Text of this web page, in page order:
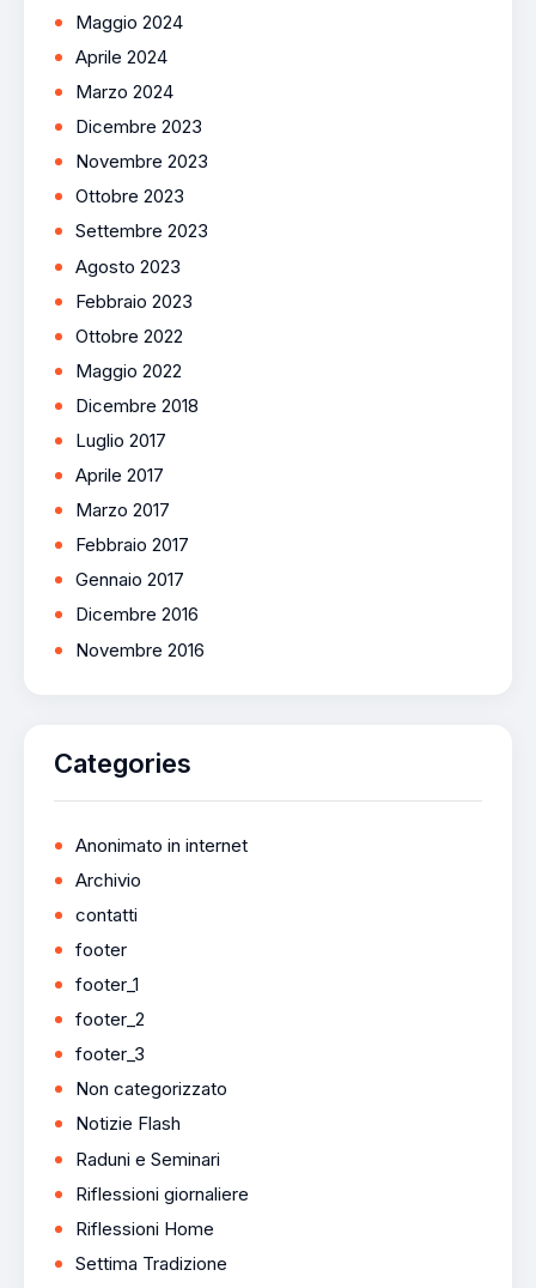
Maggio 2024
Aprile 2024
Marzo 2024
Dicembre 2023
Novembre 2023
Ottobre 2023
Settembre 2023
Agosto 2023
Febbraio 2023
Ottobre 2022
Maggio 2022
Dicembre 2018
Luglio 2017
Aprile 2017
Marzo 2017
Febbraio 2017
Gennaio 2017
Dicembre 2016
Novembre 2016
Categories
Anonimato in internet
Archivio
contatti
footer
footer_1
footer_2
footer_3
Non categorizzato
Notizie Flash
Raduni e Seminari
Riflessioni giornaliere
Riflessioni Home
Settima Tradizione